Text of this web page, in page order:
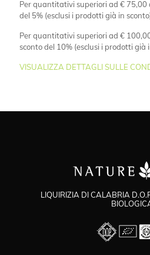
Per quantitativi superiori ad €
del 5% (esclusi i prodotti già in
Per quantitativi superiori ad €
sconto del 10% (esclusi i prodotti già
VISUALIZZA DETTAGLI SULLE
LIQUIRIZIA DI CALABRIA